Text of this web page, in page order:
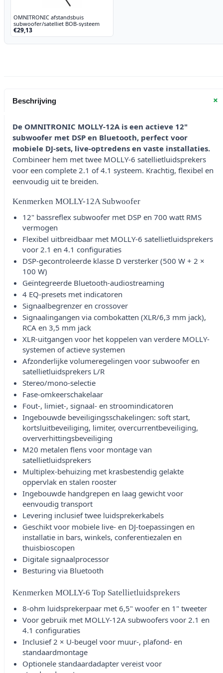
OMNITRONIC afstandsbuis
subwoofer/satelliet BOB-systeem
€29,13
Beschrijving +
De OMNITRONIC MOLLY-12A is een actieve 12"
subwoofer met DSP en Bluetooth, perfect voor
mobiele DJ-sets, live-optredens en vaste installaties.
Combineer hem met twee MOLLY-6 satellietluidsprekers
voor een complete 2.1 of 4.1 systeem. Krachtig, flexibel en
eenvoudig uit te breiden.
Kenmerken MOLLY-12A Subwoofer
12" bassreflex subwoofer met DSP en 700 watt RMS
vermogen
Flexibel uitbreidbaar met MOLLY-6 satellietluidsprekers
voor 2.1 en 4.1 configuraties
DSP-gecontroleerde klasse D versterker (500 W + 2 ×
100 W)
Geïntegreerde Bluetooth-audiostreaming
4 EQ-presets met indicatoren
Signaalbegrenzer en crossover
Signaalingangen via combokatten (XLR/6,3 mm jack),
RCA en 3,5 mm jack
XLR-uitgangen voor het koppelen van verdere MOLLY-
systemen of actieve systemen
Afzonderlijke volumeregelingen voor subwoofer en
satellietluidsprekers L/R
Stereo/mono-selectie
Fase-omkeerschakelaar
Fout-, limiet-, signaal- en stroomindicatoren
Ingebouwde beveiligingsschakelingen: soft start,
kortsluitbeveiliging, limiter, overcurrentbeveiliging,
oververhittingsbeveiliging
M20 metalen flens voor montage van
satellietluidsprekers
Multiplex-behuizing met krasbestendig gelakte
oppervlak en stalen rooster
Ingebouwde handgrepen en laag gewicht voor
eenvoudig transport
Levering inclusief twee luidsprekerkabels
Geschikt voor mobiele live- en DJ-toepassingen en
installatie in bars, winkels, conferentiezalen en
thuisbioscopen
Digitale signaalprocessor
Besturing via Bluetooth
Kenmerken MOLLY-6 Top Satellietluidsprekers
8-ohm luidsprekerpaar met 6,5" woofer en 1" tweeter
Voor gebruik met MOLLY-12A subwoofers voor 2.1 en
4.1 configuraties
Inclusief 2 × U-beugel voor muur-, plafond- en
standaardmontage
Optionele standaardadapter vereist voor